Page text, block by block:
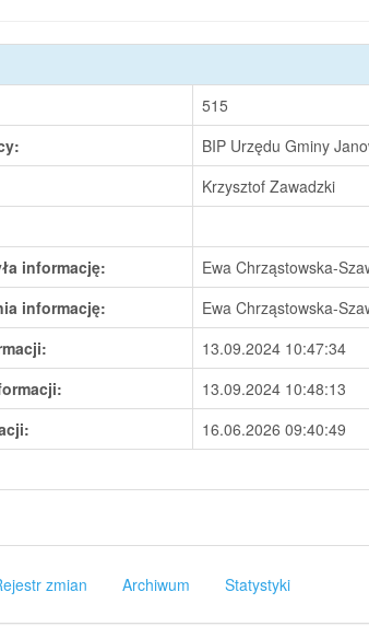
515
BIP Urzędu Gminy
Krzysztof Zawadzki
informację:
Ewa Chrząstowska-
informację:
Ewa Chrząstowska-
13.09.2024 10:47:34
13.09.2024 10:48:13
16.06.2026 09:40:49
zmian Archiwum Statystyki